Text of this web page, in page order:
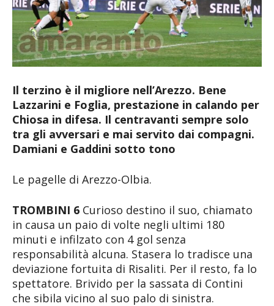
Il terzino è il migliore nell’Arezzo. Bene
Lazzarini e Foglia, prestazione in calando per
Chiosa in difesa. Il centravanti sempre solo
tra gli avversari e mai servito dai compagni.
Damiani e Gaddini sotto tono
Le pagelle di Arezzo-Olbia.
TROMBINI 6 Curioso destino il suo, chiamato
in causa un paio di volte negli ultimi 180
minuti e infilzato con 4 gol senza
responsabilità alcuna. Stasera lo tradisce una
deviazione fortuita di Risaliti. Per il resto, fa lo
spettatore. Brivido per la sassata di Contini
che sibila vicino al suo palo di sinistra.